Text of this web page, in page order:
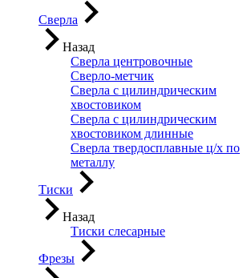
Сверла
Назад
Сверла центровочные
Сверло-метчик
Сверла с цилиндрическим
хвостовиком
Сверла с цилиндрическим
хвостовиком длинные
Сверла твердосплавные ц/х по
металлу
Тиски
Назад
Тиски слесарные
Фрезы